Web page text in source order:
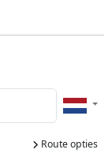
Route opties